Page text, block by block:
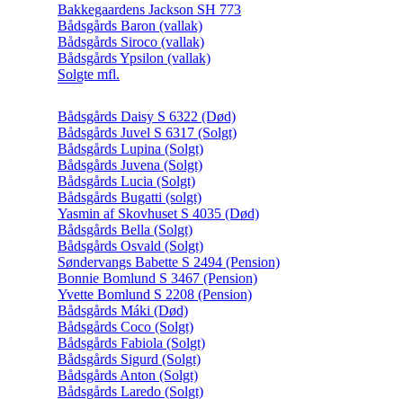
Bakkegaardens Jackson SH 773
Bådsgårds Baron (vallak)
Bådsgårds Siroco (vallak)
Bådsgårds Ypsilon (vallak)
Solgte mfl.
Bådsgårds Daisy S 6322 (Død)
Bådsgårds Juvel S 6317 (Solgt)
Bådsgårds Lupina (Solgt)
Bådsgårds Juvena (Solgt)
Bådsgårds Lucia (Solgt)
Bådsgårds Bugatti (solgt)
Yasmin af Skovhuset S 4035 (Død)
Bådsgårds Bella (Solgt)
Bådsgårds Osvald (Solgt)
Søndervangs Babette S 2494 (Pension)
Bonnie Bomlund S 3467 (Pension)
Yvette Bomlund S 2208 (Pension)
Bådsgårds Máki (Død)
Bådsgårds Coco (Solgt)
Bådsgårds Fabiola (Solgt)
Bådsgårds Sigurd (Solgt)
Bådsgårds Anton (Solgt)
Bådsgårds Laredo (Solgt)